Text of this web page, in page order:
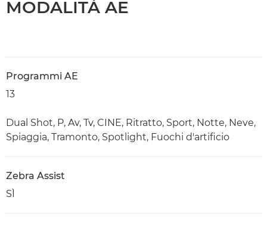
MODALITÀ AE
Programmi AE
13
Dual Shot, P, Av, Tv, CINE, Ritratto, Sport, Notte, Neve,
Spiaggia, Tramonto, Spotlight, Fuochi d'artificio
Zebra Assist
SÌ